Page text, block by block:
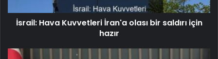
İsrail: Hava Kuvvetleri İran'a olası bir saldırı için
hazır